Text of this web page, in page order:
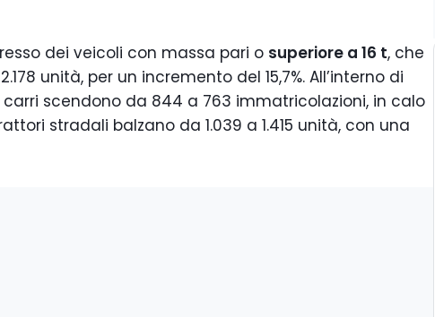
dei veicoli con massa pari o superiore a 16 t, che
unità, per un incremento del 15,7%. All’interno di
scendono da 844 a 763 immatricolazioni, in calo
stradali balzano da 1.039 a 1.415 unità, con una